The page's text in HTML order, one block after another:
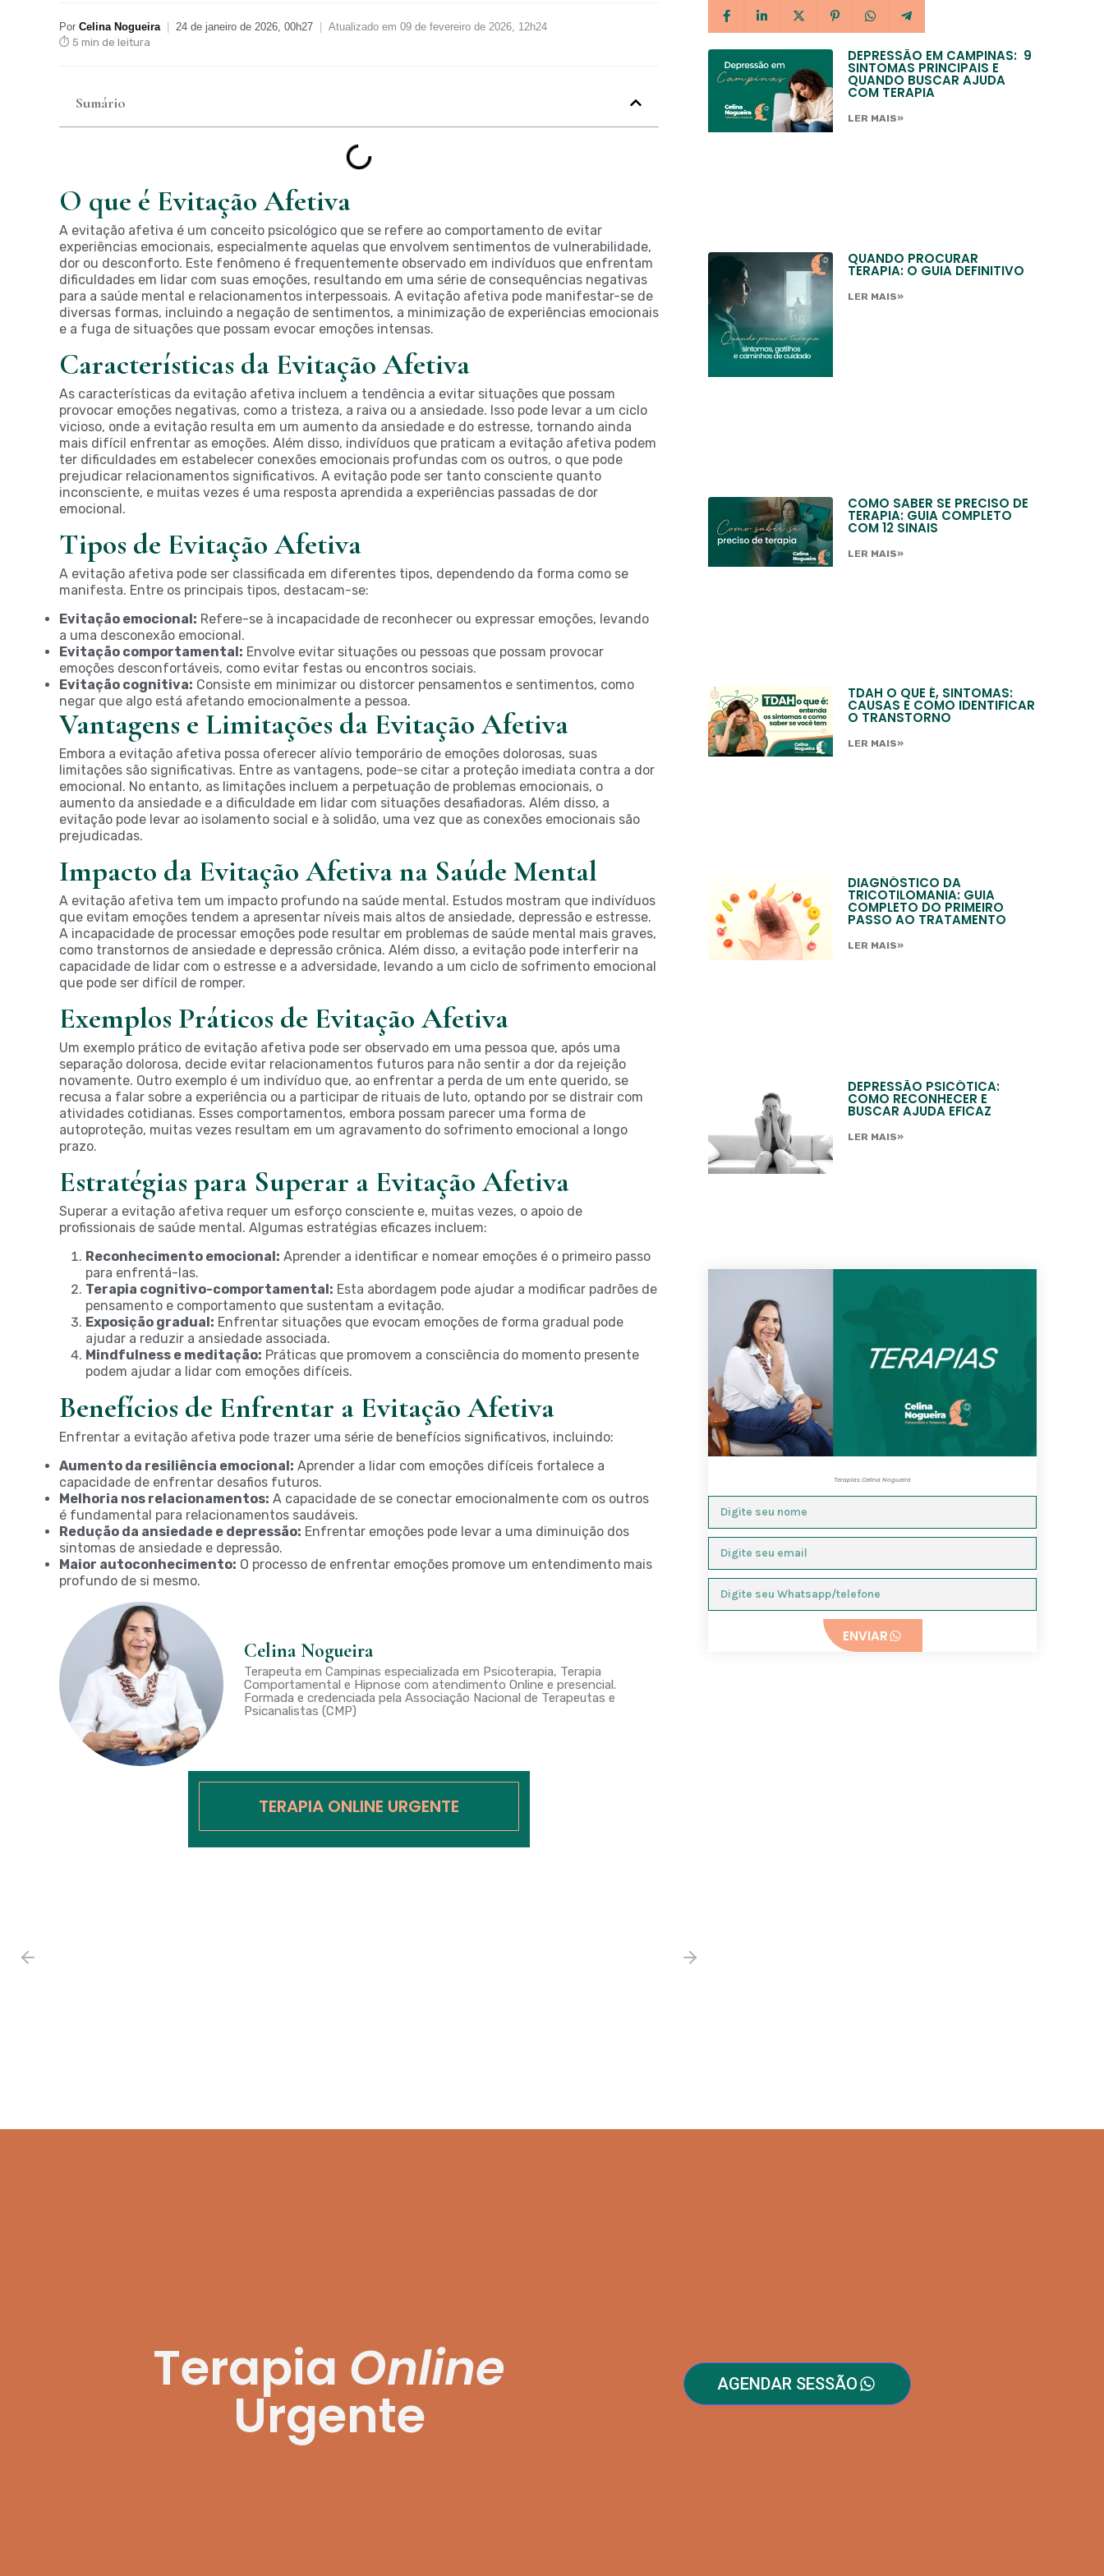
Por Celina Nogueira 24 de janeiro de 2026, 00h27
Atualizado em 09 de fevereiro de 2026, 12h24
⏱ 5 min de leitura
Sumário
O que é Evitação Afetiva
A evitação afetiva é um conceito psicológico que se refere ao comportamento de evitar
experiências emocionais, especialmente aquelas que envolvem sentimentos de vulnerabilidade,
dor ou desconforto. Este fenômeno é frequentemente observado em indivíduos que enfrentam
dificuldades em lidar com suas emoções, resultando em uma série de consequências negativas
para a saúde mental e relacionamentos interpessoais. A evitação afetiva pode manifestar-se de
diversas formas, incluindo a negação de sentimentos, a minimização de experiências emocionais
e a fuga de situações que possam evocar emoções intensas.
Características da Evitação Afetiva
As características da evitação afetiva incluem a tendência a evitar situações que possam
provocar emoções negativas, como a tristeza, a raiva ou a ansiedade. Isso pode levar a um ciclo
vicioso, onde a evitação resulta em um aumento da ansiedade e do estresse, tornando ainda
mais difícil enfrentar as emoções. Além disso, indivíduos que praticam a evitação afetiva podem
ter dificuldades em estabelecer conexões emocionais profundas com os outros, o que pode
prejudicar relacionamentos significativos. A evitação pode ser tanto consciente quanto
inconsciente, e muitas vezes é uma resposta aprendida a experiências passadas de dor
emocional.
Tipos de Evitação Afetiva
A evitação afetiva pode ser classificada em diferentes tipos, dependendo da forma como se
manifesta. Entre os principais tipos, destacam-se:
Evitação emocional: Refere-se à incapacidade de reconhecer ou expressar emoções, levando
a uma desconexão emocional.
Evitação comportamental: Envolve evitar situações ou pessoas que possam provocar
emoções desconfortáveis, como evitar festas ou encontros sociais.
Evitação cognitiva: Consiste em minimizar ou distorcer pensamentos e sentimentos, como
negar que algo está afetando emocionalmente a pessoa.
Vantagens e Limitações da Evitação Afetiva
Embora a evitação afetiva possa oferecer alívio temporário de emoções dolorosas, suas
limitações são significativas. Entre as vantagens, pode-se citar a proteção imediata contra a dor
emocional. No entanto, as limitações incluem a perpetuação de problemas emocionais, o
aumento da ansiedade e a dificuldade em lidar com situações desafiadoras. Além disso, a
evitação pode levar ao isolamento social e à solidão, uma vez que as conexões emocionais são
prejudicadas.
Impacto da Evitação Afetiva na Saúde Mental
A evitação afetiva tem um impacto profundo na saúde mental. Estudos mostram que indivíduos
que evitam emoções tendem a apresentar níveis mais altos de ansiedade, depressão e estresse.
A incapacidade de processar emoções pode resultar em problemas de saúde mental mais graves,
como transtornos de ansiedade e depressão crônica. Além disso, a evitação pode interferir na
capacidade de lidar com o estresse e a adversidade, levando a um ciclo de sofrimento emocional
que pode ser difícil de romper.
Exemplos Práticos de Evitação Afetiva
Um exemplo prático de evitação afetiva pode ser observado em uma pessoa que, após uma
separação dolorosa, decide evitar relacionamentos futuros para não sentir a dor da rejeição
novamente. Outro exemplo é um indivíduo que, ao enfrentar a perda de um ente querido, se
recusa a falar sobre a experiência ou a participar de rituais de luto, optando por se distrair com
atividades cotidianas. Esses comportamentos, embora possam parecer uma forma de
autoproteção, muitas vezes resultam em um agravamento do sofrimento emocional a longo
prazo.
Estratégias para Superar a Evitação Afetiva
Superar a evitação afetiva requer um esforço consciente e, muitas vezes, o apoio de
profissionais de saúde mental. Algumas estratégias eficazes incluem:
Reconhecimento emocional: Aprender a identificar e nomear emoções é o primeiro passo
para enfrentá-las.
Terapia cognitivo-comportamental: Esta abordagem pode ajudar a modificar padrões de
pensamento e comportamento que sustentam a evitação.
Exposição gradual: Enfrentar situações que evocam emoções de forma gradual pode
ajudar a reduzir a ansiedade associada.
Mindfulness e meditação: Práticas que promovem a consciência do momento presente
podem ajudar a lidar com emoções difíceis.
Benefícios de Enfrentar a Evitação Afetiva
Enfrentar a evitação afetiva pode trazer uma série de benefícios significativos, incluindo:
Aumento da resiliência emocional: Aprender a lidar com emoções difíceis fortalece a
capacidade de enfrentar desafios futuros.
Melhoria nos relacionamentos: A capacidade de se conectar emocionalmente com os outros
é fundamental para relacionamentos saudáveis.
Redução da ansiedade e depressão: Enfrentar emoções pode levar a uma diminuição dos
sintomas de ansiedade e depressão.
Maior autoconhecimento: O processo de enfrentar emoções promove um entendimento mais
profundo de si mesmo.
Celina Nogueira
Terapeuta em Campinas especializada em Psicoterapia, Terapia
Comportamental e Hipnose com atendimento Online e presencial.
Formada e credenciada pela Associação Nacional de Terapeutas e
Psicanalistas (CMP)
TERAPIA ONLINE URGENTE
DEPRESSÃO EM CAMPINAS: 9
SINTOMAS PRINCIPAIS E
QUANDO BUSCAR AJUDA
COM TERAPIA
LER MAIS»
QUANDO PROCURAR
TERAPIA: O GUIA DEFINITIVO
LER MAIS»
COMO SABER SE PRECISO DE
TERAPIA: GUIA COMPLETO
COM 12 SINAIS
LER MAIS»
TDAH O QUE É, SINTOMAS:
CAUSAS E COMO IDENTIFICAR
O TRANSTORNO
LER MAIS»
DIAGNÓSTICO DA
TRICOTILOMANIA: GUIA
COMPLETO DO PRIMEIRO
PASSO AO TRATAMENTO
LER MAIS»
DEPRESSÃO PSICÓTICA:
COMO RECONHECER E
BUSCAR AJUDA EFICAZ
LER MAIS»
Terapias Celina Nogueira
ENVIAR
Terapia Online
Urgente AGENDAR SESSÃO